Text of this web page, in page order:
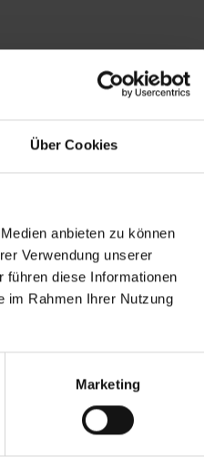
Über Cookies
anbieten zu können
Verwendung unserer
führen diese Informationen
im Rahmen Ihrer Nutzung
Marketing